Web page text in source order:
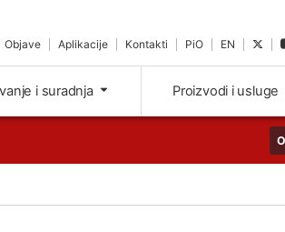
Objave Aplikacije Kontakti PiO EN
i suradnja Proizvodi i usluge